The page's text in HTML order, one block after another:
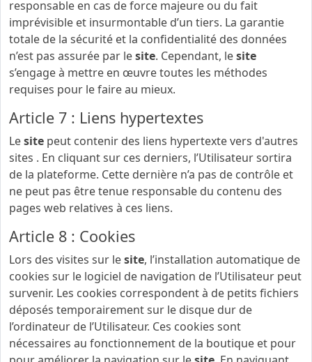
responsable en cas de force majeure ou du fait
imprévisible et insurmontable d’un tiers. La garantie
totale de la sécurité et la confidentialité des données
n’est pas assurée par lesite. Cependant, lesite
s’engage à mettre en œuvre toutes les méthodes
requises pour le faire au mieux.
Article 7 : Liens hypertextes
Lesite peut contenir des liens hypertexte vers d'autres
sites . En cliquant sur ces derniers, l’Utilisateur sortira
de la plateforme. Cette dernière n’a pas de contrôle et
ne peut pas être tenue responsable du contenu des
pages web relatives à ces liens.
Article 8 : Cookies
Lors des visites sur lesite, l’installation automatique de
cookies sur le logiciel de navigation de l’Utilisateur peut
survenir. Les cookies correspondent à de petits fichiers
déposés temporairement sur le disque dur de
l’ordinateur de l’Utilisateur. Ces cookies sont
nécessaires au fonctionnement de la boutique et pour